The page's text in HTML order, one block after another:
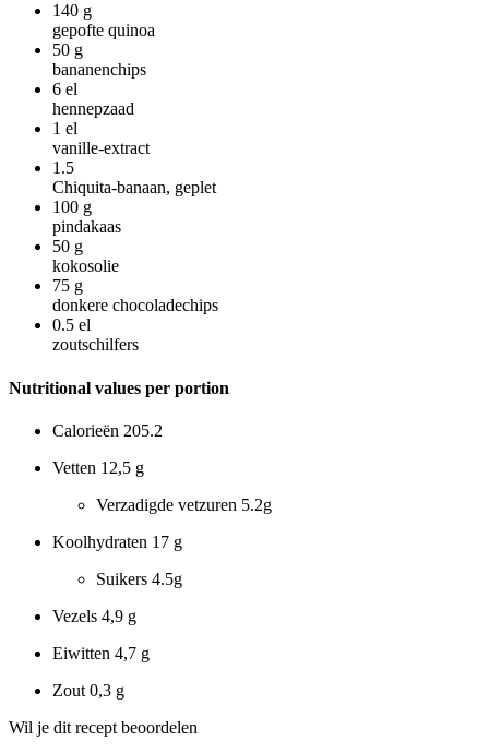
140 g
gepofte quinoa
50 g
bananenchips
6 el
hennepzaad
1 el
vanille-extract
1.5
Chiquita-banaan, geplet
100 g
pindakaas
50 g
kokosolie
75 g
donkere chocoladechips
0.5 el
zoutschilfers
Nutritional values per portion
Calorieën 205.2
Vetten 12,5 g
Verzadigde vetzuren 5.2g
Koolhydraten 17 g
Suikers 4.5g
Vezels 4,9 g
Eiwitten 4,7 g
Zout 0,3 g
Wil je dit recept beoordelen